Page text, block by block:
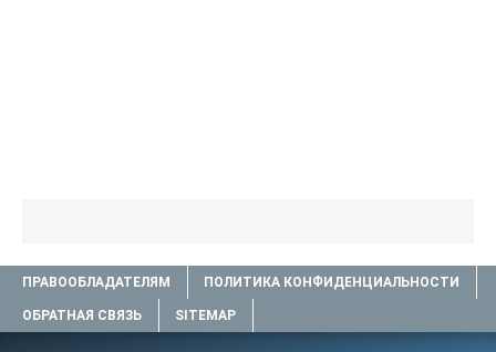
ПРАВООБЛАДАТЕЛЯМ ПОЛИТИКА КОНФИДЕНЦИАЛЬНОСТИ
ОБРАТНАЯ СВЯЗЬ SITEMAP